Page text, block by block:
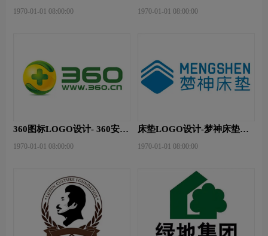
1970-01-01 08:00:00 1970-01-01 08:00:00
360图标LOGO设计- 360安全
1970-01-01 08:00:00
床垫LOGO设计-梦神床垫品
1970-01-01 08:00:00